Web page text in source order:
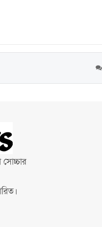
সোচ্চার